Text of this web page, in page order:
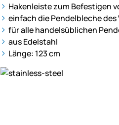
Hakenleiste zum Befestigen
einfach die Pendelbleche
für alle handelsüblichen
aus Edelstahl
Länge: 123 cm